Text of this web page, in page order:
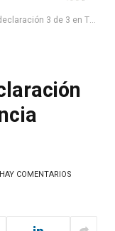
3 de 3 en Transparencia Mexicana.
COMENTARIOS